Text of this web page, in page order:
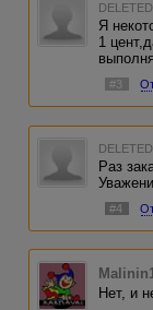
DELETED
Я
1
#3
DELETED
Раз
#4
Нет, и